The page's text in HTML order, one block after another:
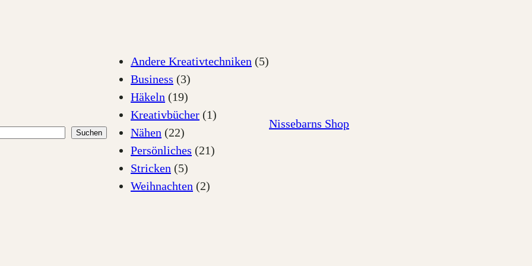
Suchen
Andere Kreativtechniken (5)
Business (3)
Häkeln (19)
Kreativbücher (1)
Nähen (22)
Persönliches (21)
Stricken (5)
Weihnachten (2)
Nissebarns Shop